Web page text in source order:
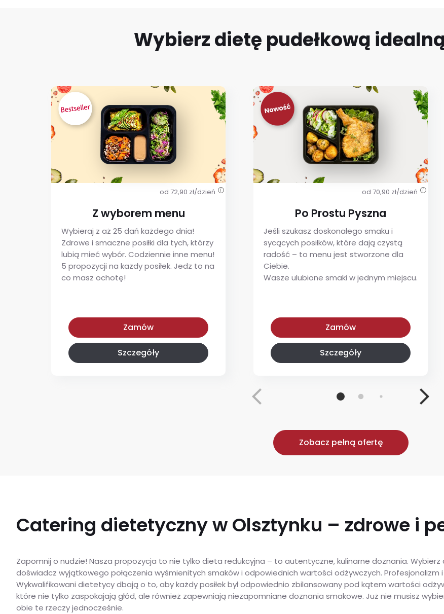
Wybierz dietę pudełkową
od 72,90 zł/dzień i
Z wyborem menu
Wybieraj z aż 25 dań każdego dnia!
Zdrowe i smaczne posiłki dla tych, którzy
lubią mieć wybór. Codziennie inne menu!
5 propozycji na każdy posiłek. Jedz to na
co masz ochotę!
Z wyborem menu
Zamów
Szczegóły
od 70,90 zł/dzień i
Po Prostu Pyszna
Jeśli szukasz doskonałego smaku i
sycących posiłków, które dają czystą
radość – to menu jest stworzone dla
Ciebie.
Wasze ulubione smaki w jednym miejscu.
Po Prostu Pyszna
Zamów
Szczegóły
Zobacz pełną ofertę
Catering dietetyczny w Olsztynku – zdrowe i
Zapomnij o nudzie! Nasza propozycja to nie tylko dieta redukcyjna – to autentyczne, kulinarne doznania.
doświadcz wyjątkowego połączenia wyśmienitych smaków i odpowiednich wartości odżywczych. Profesjonalizm
Wykwalifikowani dietetycy dbają o to, aby każdy posiłek był odpowiednio zbilansowany pod kątem wartości
które nie tylko zaspokajają głód, ale również zapewniają niezapomniane doznania smakowe. Już nie musisz
obie te rzeczy jednocześnie.